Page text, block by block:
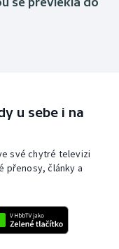
u sebe i na
své chytré televizi
přenosy, články a